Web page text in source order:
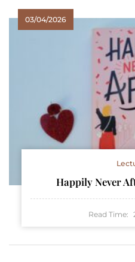
03/04/2026
Happily Never
Read Time: